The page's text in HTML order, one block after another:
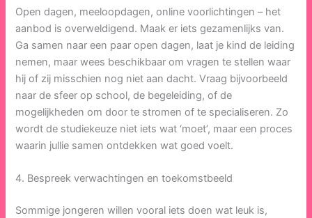
Open dagen, meeloopdagen, online voorlichtingen – het
aanbod is overweldigend. Maak er iets gezamenlijks van.
Ga samen naar een paar open dagen, laat je kind de leiding
nemen, maar wees beschikbaar om vragen te stellen waar
hij of zij misschien nog niet aan dacht. Vraag bijvoorbeeld
naar de sfeer op school, de begeleiding, of de
mogelijkheden om door te stromen of te specialiseren. Zo
wordt de studiekeuze niet iets wat ‘moet’, maar een proces
waarin jullie samen ontdekken wat goed voelt.
4. Bespreek verwachtingen en toekomstbeeld
Sommige jongeren willen vooral iets doen wat leuk is,